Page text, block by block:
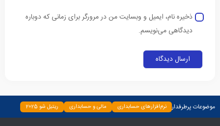
ذخیره نام، ایمیل و وبسایت من در مرورگر برای زمانی که دوباره
دیدگاهی می‌نویسم.
موضوعات پرطرفدار نرم‌افزارهای حسابداری مالی و حسابداری
ریتیل شو 2025
دسته‌بندی نشده
چپ چین بیمه و بانک اخبار ابزارها